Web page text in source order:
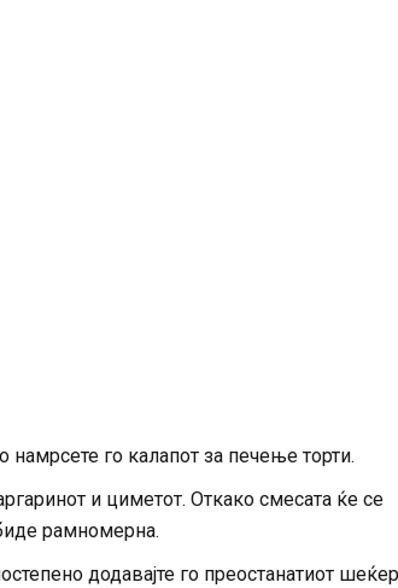
намрсете го калапот за печење торти.
и циметот. Откако смесата ќе се
рамномерна.
додавајте го преостанатиот